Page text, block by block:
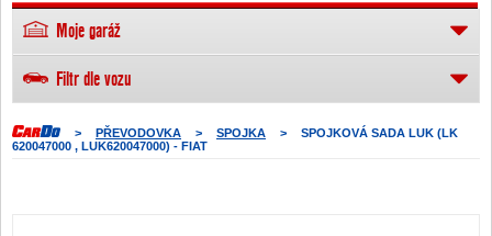
> PŘEVODOVKA > SPOJKA >
SPOJKOVÁ SADA LUK (LK
620047000 , LUK620047000) - FIAT
Moje garáž
Filtr dle vozu